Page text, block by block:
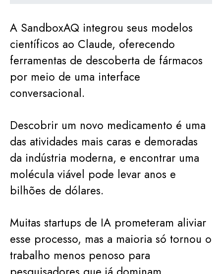
A SandboxAQ integrou seus modelos
científicos ao Claude, oferecendo
ferramentas de descoberta de fármacos
por meio de uma interface
conversacional.
Descobrir um novo medicamento é uma
das atividades mais caras e demoradas
da indústria moderna, e encontrar uma
molécula viável pode levar anos e
bilhões de dólares.
Muitas startups de IA prometeram aliviar
esse processo, mas a maioria só tornou o
trabalho menos penoso para